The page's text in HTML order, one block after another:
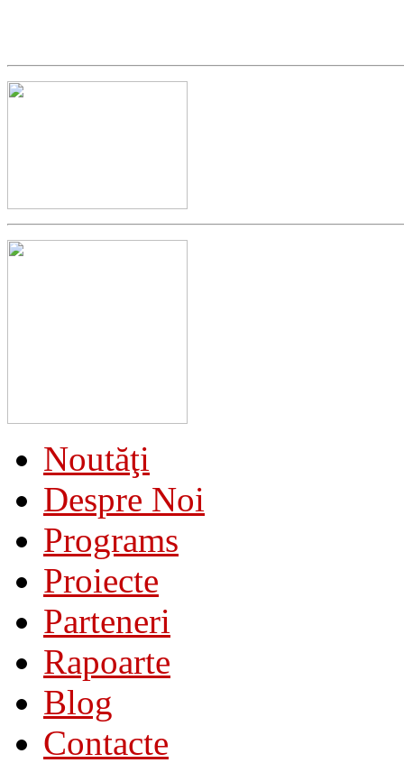
Noutăţi
Despre Noi
Programs
Proiecte
Parteneri
Rapoarte
Blog
Contacte